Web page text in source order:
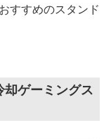
すすめのスタンド
却ゲーミングス